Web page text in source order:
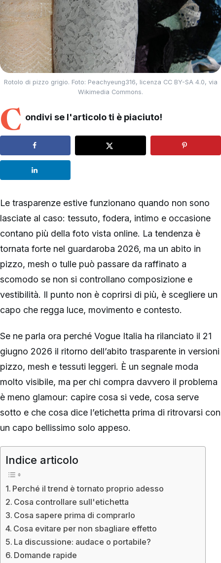
Rotolo di pizzo grigio. Foto: Peachyeung316, licenza CC BY-SA 4.0, via
Wikimedia Commons.
C ondivi se l'articolo ti è piaciuto!
Le trasparenze estive funzionano quando non sono
lasciate al caso: tessuto, fodera, intimo e occasione
contano più della foto vista online. La tendenza è
tornata forte nel guardaroba 2026, ma un abito in
pizzo, mesh o tulle può passare da raffinato a
scomodo se non si controllano composizione e
vestibilità. Il punto non è coprirsi di più, è scegliere un
capo che regga luce, movimento e contesto.
Se ne parla ora perché Vogue Italia ha rilanciato il 21
giugno 2026 il ritorno dell’abito trasparente in versioni
pizzo, mesh e tessuti leggeri. È un segnale moda
molto visibile, ma per chi compra davvero il problema
è meno glamour: capire cosa si vede, cosa serve
sotto e che cosa dice l’etichetta prima di ritrovarsi con
un capo bellissimo solo appeso.
Indice articolo
Perché il trend è tornato proprio adesso
Cosa controllare sull'etichetta
Cosa sapere prima di comprarlo
Cosa evitare per non sbagliare effetto
La discussione: audace o portabile?
Domande rapide